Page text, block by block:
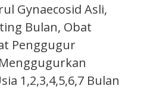
Gynaecosid Asli,
Bulan, Obat
Penggugur
1,2,3,4,5,6,7 Bulan